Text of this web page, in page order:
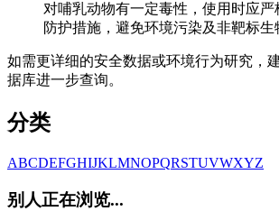
对哺乳动物有一定毒性，使用时应
防护措施，避免环境污染及非靶标生
如需更详细的安全数据或环境行为研究，
据库进一步查询。
分类
ABCDEFGHIJKLMNOPQRSTUVWXYZ
别人正在浏览...